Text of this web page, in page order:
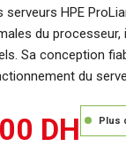
HPE
du
Sa conception
du
DH Plus